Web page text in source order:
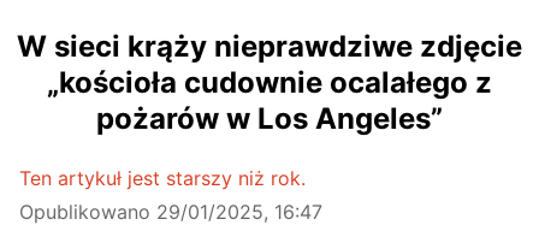
W sieci krąży nieprawdziwe zdjęcie
„kościoła cudownie ocalałego z
pożarów w Los Angeles”
Ten artykuł jest starszy niż rok.
Opublikowano 29/01/2025, 16:47